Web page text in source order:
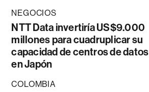
NEGOCIOS
NTT Data invertiría US$9.000
millones para cuadruplicar su
capacidad de centros de datos
en Japón
COLOMBIA